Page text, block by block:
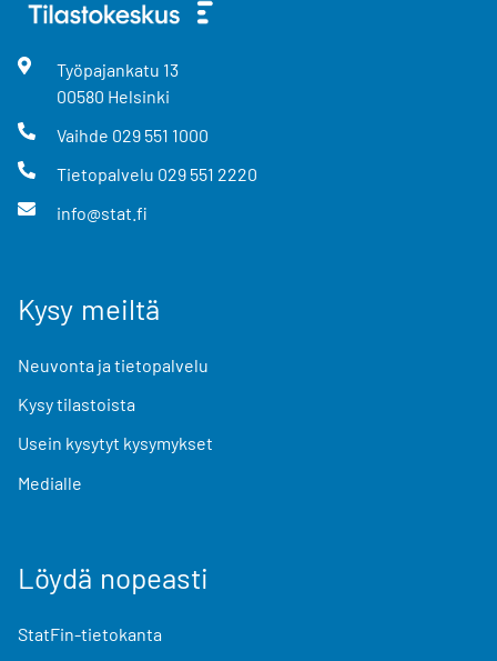
Työpajankatu 13
00580 Helsinki
Vaihde 029 551 1000
Tietopalvelu 029 551 2220
info@stat.fi
Kysy meiltä
Neuvonta ja tietopalvelu
Kysy tilastoista
Usein kysytyt kysymykset
Medialle
Löydä nopeasti
StatFin-tietokanta